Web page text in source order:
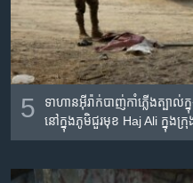
5
ទាហាន​អ៊ីរ៉ាក់​បាញ់​កាំភ្លើង​ត្បា
នៅ​ក្នុង​ភូមិ​ជួរ​មុខ Haj Ali ក្នុង​ក្